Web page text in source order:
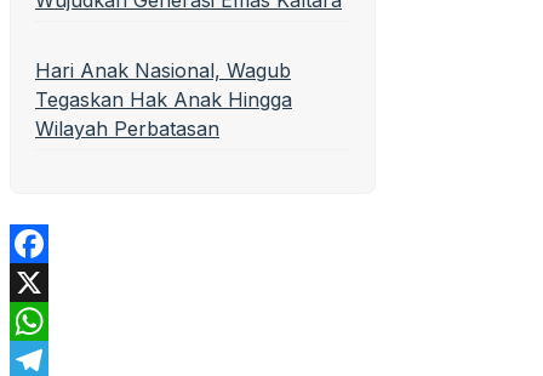
Hari Anak Nasional, Wagub
Tegaskan Hak Anak Hingga
Wilayah Perbatasan
Facebook
X
WhatsApp